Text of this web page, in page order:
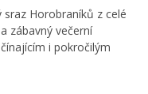
Horobraníků z celé
zábavný večerní
i pokročilým